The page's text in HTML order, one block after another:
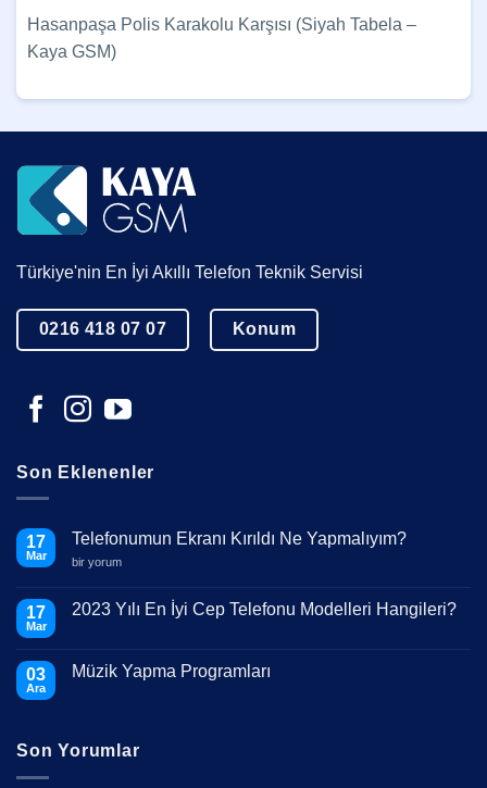
Hasanpaşa Polis Karakolu Karşısı (Siyah Tabela –
Kaya GSM)
Türkiye'nin En İyi Akıllı Telefon Teknik Servisi
0216 418 07 07 Konum
Son Eklenenler
17
Mar
Telefonumun Ekranı Kırıldı Ne Yapmalıyım?
Telefonumun
Ne
Yapmalıyım?
bir yorum
17
Mar
2023 Yılı En İyi Cep Telefonu Modelleri Hangileri?
Yılı
Modelleri
Hangileri?
03
Ara
Müzik Yapma Programları
Programları
Son Yorumlar